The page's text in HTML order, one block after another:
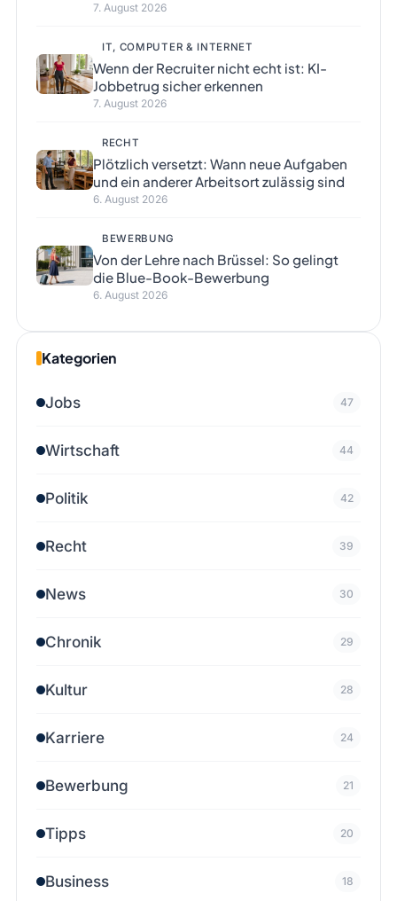
7. August 2026
IT, COMPUTER & INTERNET
Wenn der Recruiter nicht echt ist: KI-
Jobbetrug sicher erkennen
7. August 2026
RECHT
Plötzlich versetzt: Wann neue Aufgaben
und ein anderer Arbeitsort zulässig sind
6. August 2026
BEWERBUNG
Von der Lehre nach Brüssel: So gelingt
die Blue-Book-Bewerbung
6. August 2026
Kategorien
Jobs 47
Wirtschaft 44
Politik 42
Recht 39
News 30
Chronik 29
Kultur 28
Karriere 24
Bewerbung 21
Tipps 20
Business 18